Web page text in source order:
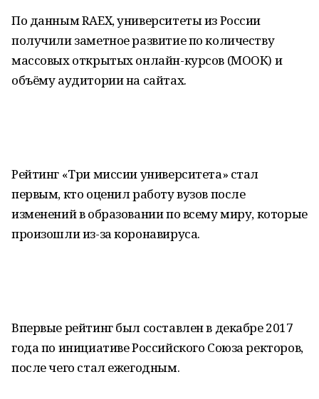
По данным RAEX, университеты из России
получили заметное развитие по количеству
массовых открытых онлайн-курсов (МООК) и
объёму аудитории на сайтах.
Рейтинг «Три миссии университета» стал
первым, кто оценил работу вузов после
изменений в образовании по всему миру, которые
произошли из-за коронавируса.
Впервые рейтинг был составлен в декабре 2017
года по инициативе Российского Союза ректоров,
после чего стал ежегодным.